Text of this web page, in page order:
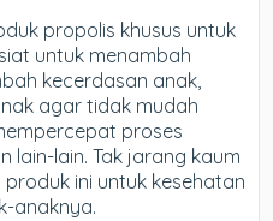
propolis khusus untuk
untuk menambah
kecerdasan anak,
agar tidak mudah
proses
lain-lain. Tak jarang kaum
ini untuk kesehatan
anaknya.